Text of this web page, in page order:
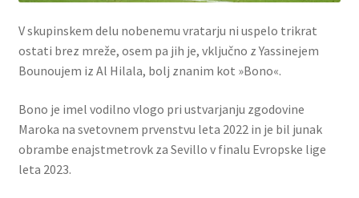
V skupinskem delu nobenemu vratarju ni uspelo trikrat
ostati brez mreže, osem pa jih je, vključno z Yassinejem
Bounoujem iz Al Hilala, bolj znanim kot »Bono«.
Bono je imel vodilno vlogo pri ustvarjanju zgodovine
Maroka na svetovnem prvenstvu leta 2022 in je bil junak
obrambe enajstmetrovk za Sevillo v finalu Evropske lige
leta 2023.